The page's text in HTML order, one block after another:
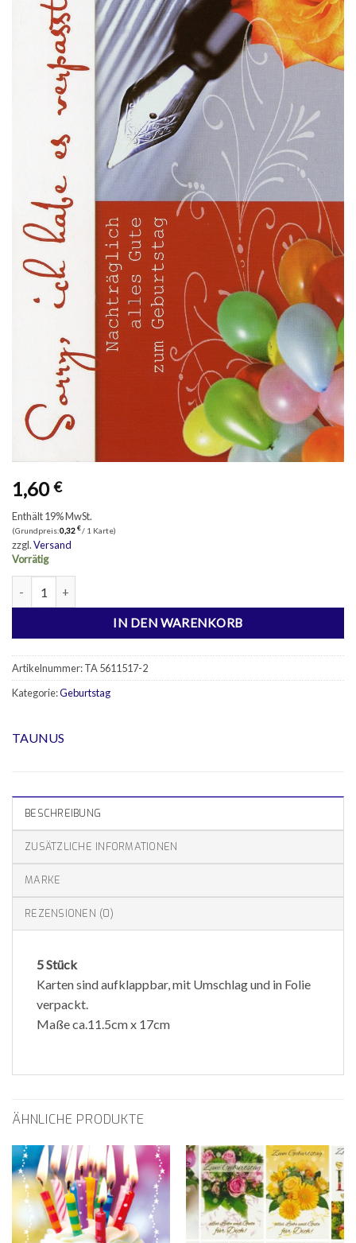
1,60€
Enthält 19% MwSt.
(Grundpreis:0,32 €/ 1 Karte)
zzgl.Versand
Vorrätig
IN DEN WARENKORB
Artikelnummer:TA 5611517-2
Kategorie:Geburtstag
TAUNUS
BESCHREIBUNG
ZUSÄTZLICHE INFORMATIONEN
MARKE
REZENSIONEN (0)
5 Stück
Karten sind aufklappbar, mit Umschlag und in Folie
verpackt.
Maße ca.11.5cm x 17cm
ÄHNLICHE PRODUKTE